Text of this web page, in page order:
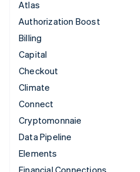
Atlas
Authorization Boost
Billing
Capital
Checkout
Climate
Connect
Cryptomonnaie
Data Pipeline
Elements
Financial Connections